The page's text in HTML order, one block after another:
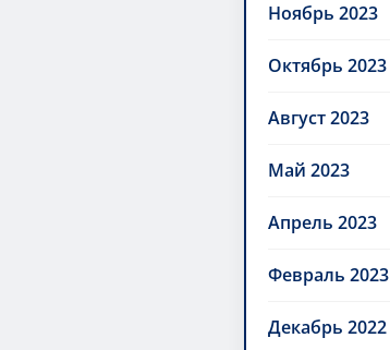
Ноябрь 2023
Октябрь 2023
Август 2023
Май 2023
Апрель 2023
Февраль 2023
Декабрь 2022